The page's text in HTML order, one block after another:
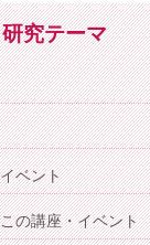
研究テーマ
ベント
の講座・イベント